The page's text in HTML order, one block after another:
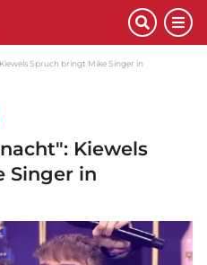
Spruch bringt Mike Singer in
Kiewels
Singer in